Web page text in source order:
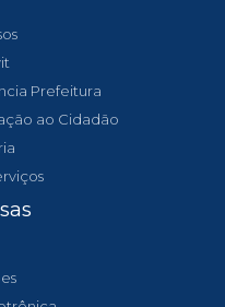
Prefeitura
ao Cidadão